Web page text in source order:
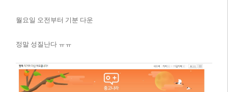
월요일 오전부터 기분 다운
정말 성질난다 ㅠㅠ